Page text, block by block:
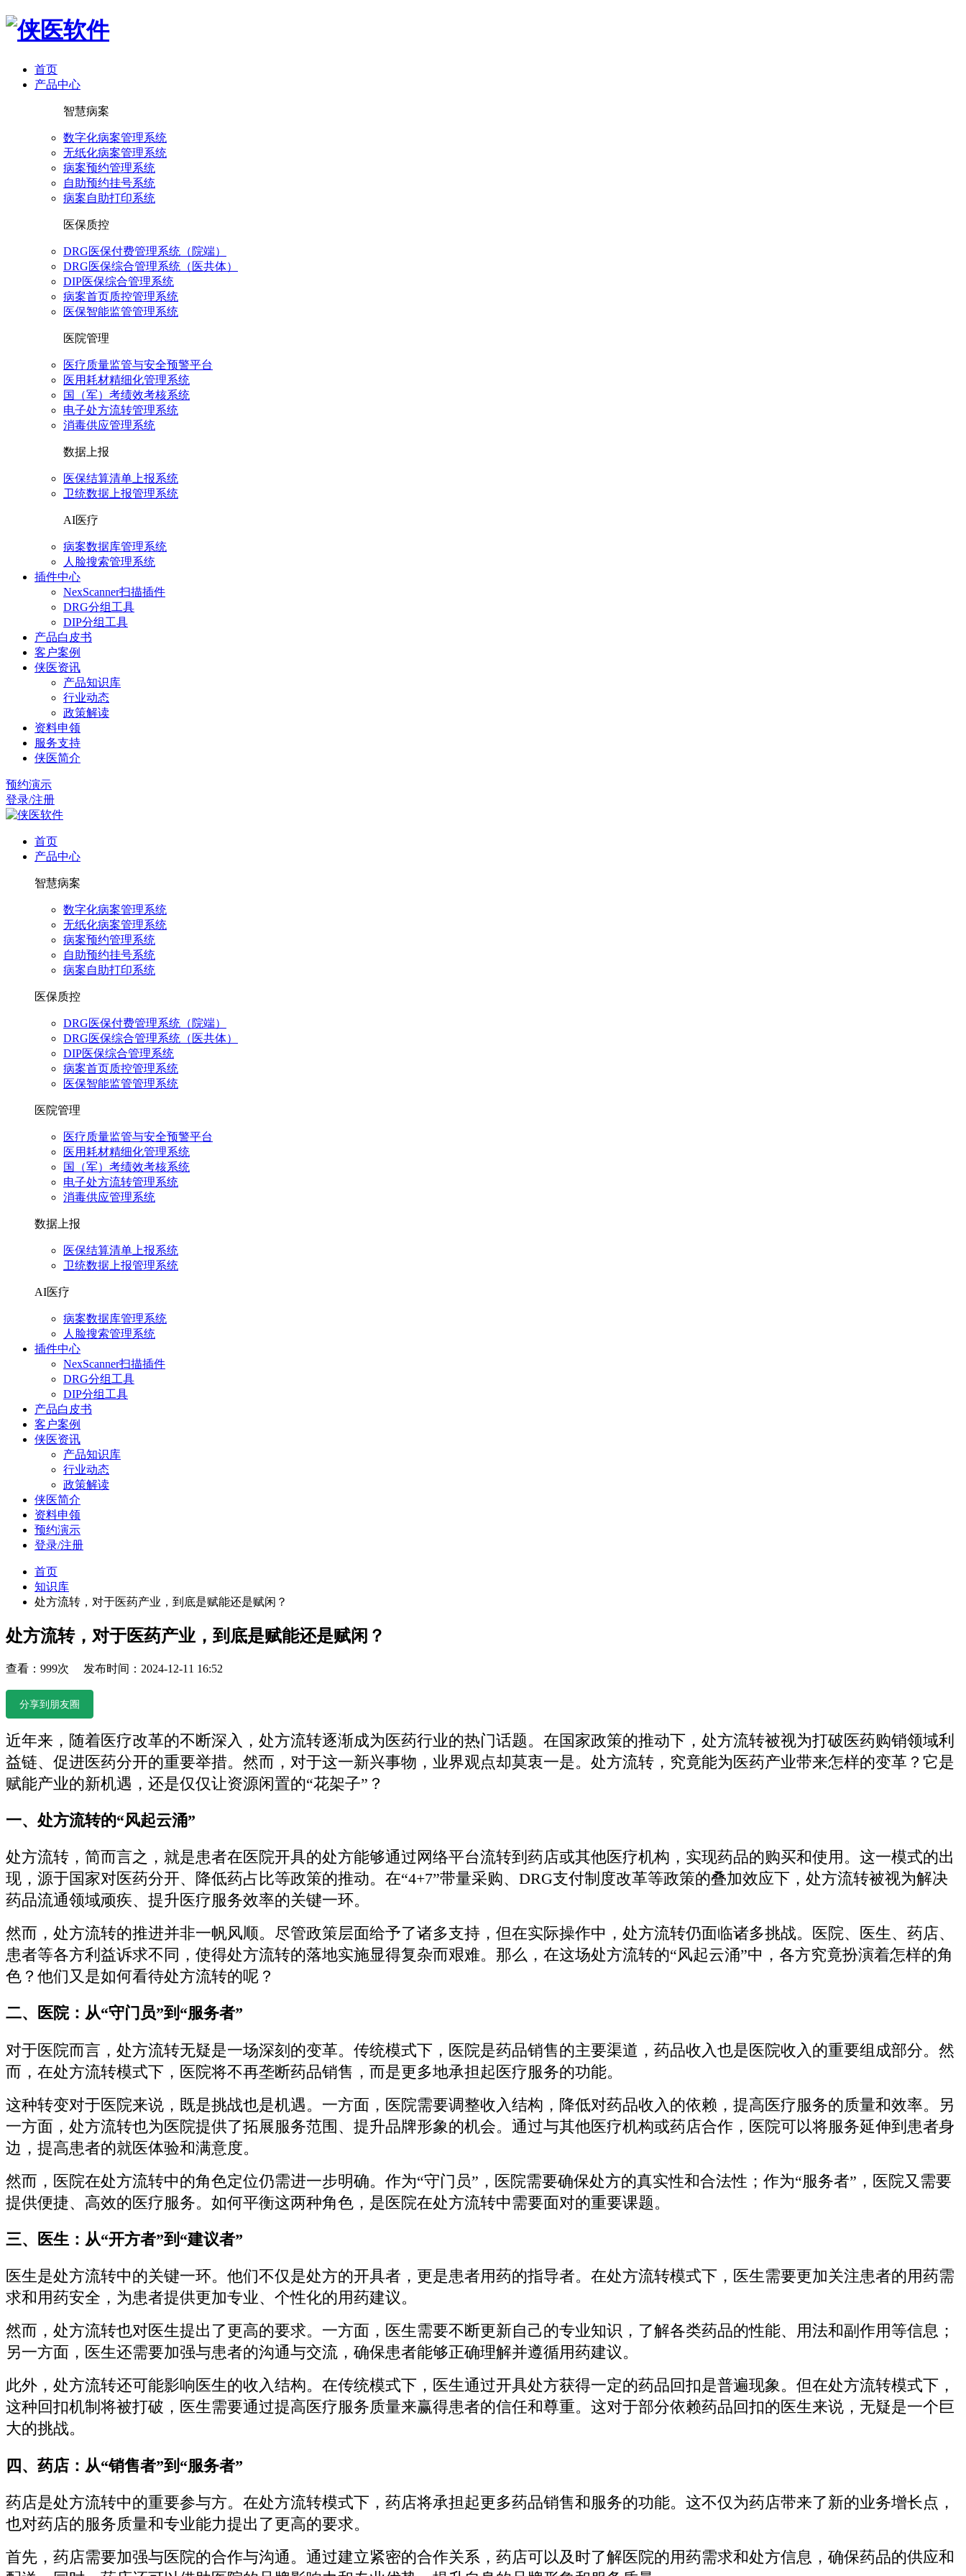
首页
产品中心
智慧病案
数字化病案管理系统
无纸化病案管理系统
病案预约管理系统
自助预约挂号系统
病案自助打印系统
医保质控
DRG医保付费管理系统（院端）
DRG医保综合管理系统（医共体）
DIP医保综合管理系统
病案首页质控管理系统
医保智能监管管理系统
医院管理
医疗质量监管与安全预警平台
医用耗材精细化管理系统
国（军）考绩效考核系统
电子处方流转管理系统
消毒供应管理系统
数据上报
医保结算清单上报系统
卫统数据上报管理系统
AI医疗
病案数据库管理系统
人脸搜索管理系统
插件中心
NexScanner扫描插件
DRG分组工具
DIP分组工具
产品白皮书
客户案例
侠医资讯
产品知识库
行业动态
政策解读
资料申领
服务支持
侠医简介
预约演示
登录/注册
首页
产品中心
智慧病案
数字化病案管理系统
无纸化病案管理系统
病案预约管理系统
自助预约挂号系统
病案自助打印系统
医保质控
DRG医保付费管理系统（院端）
DRG医保综合管理系统（医共体）
DIP医保综合管理系统
病案首页质控管理系统
医保智能监管管理系统
医院管理
医疗质量监管与安全预警平台
医用耗材精细化管理系统
国（军）考绩效考核系统
电子处方流转管理系统
消毒供应管理系统
数据上报
医保结算清单上报系统
卫统数据上报管理系统
AI医疗
病案数据库管理系统
人脸搜索管理系统
插件中心
NexScanner扫描插件
DRG分组工具
DIP分组工具
产品白皮书
客户案例
侠医资讯
产品知识库
行业动态
政策解读
侠医简介
资料申领
预约演示
登录/注册
首页
知识库
处方流转，对于医药产业，到底是赋能还是赋闲？
处方流转，对于医药产业，到底是赋能还是赋闲？
查看：999次 发布时间：2024-12-11 16:52
分享到朋友圈
近年来，随着医疗改革的不断深入，处方流转逐渐成为医药行业的热门话题。在国家政策的推动下，处方流转被视为打破医药购销领域利
益链、促进医药分开的重要举措。然而，对于这一新兴事物，业界观点却莫衷一是。处方流转，究竟能为医药产业带来怎样的变革？它是
赋能产业的新机遇，还是仅仅让资源闲置的“花架子”？
一、处方流转的“风起云涌”
处方流转，简而言之，就是患者在医院开具的处方能够通过网络平台流转到药店或其他医疗机构，实现药品的购买和使用。这一模式的出
现，源于国家对医药分开、降低药占比等政策的推动。在“4+7”带量采购、DRG支付制度改革等政策的叠加效应下，处方流转被视为解决
药品流通领域顽疾、提升医疗服务效率的关键一环。
然而，处方流转的推进并非一帆风顺。尽管政策层面给予了诸多支持，但在实际操作中，处方流转仍面临诸多挑战。医院、医生、药店、
患者等各方利益诉求不同，使得处方流转的落地实施显得复杂而艰难。那么，在这场处方流转的“风起云涌”中，各方究竟扮演着怎样的角
色？他们又是如何看待处方流转的呢？
二、医院：从“守门员”到“服务者”
对于医院而言，处方流转无疑是一场深刻的变革。传统模式下，医院是药品销售的主要渠道，药品收入也是医院收入的重要组成部分。然
而，在处方流转模式下，医院将不再垄断药品销售，而是更多地承担起医疗服务的功能。
这种转变对于医院来说，既是挑战也是机遇。一方面，医院需要调整收入结构，降低对药品收入的依赖，提高医疗服务的质量和效率。另
一方面，处方流转也为医院提供了拓展服务范围、提升品牌形象的机会。通过与其他医疗机构或药店合作，医院可以将服务延伸到患者身
边，提高患者的就医体验和满意度。
然而，医院在处方流转中的角色定位仍需进一步明确。作为“守门员”，医院需要确保处方的真实性和合法性；作为“服务者”，医院又需要
提供便捷、高效的医疗服务。如何平衡这两种角色，是医院在处方流转中需要面对的重要课题。
三、医生：从“开方者”到“建议者”
医生是处方流转中的关键一环。他们不仅是处方的开具者，更是患者用药的指导者。在处方流转模式下，医生需要更加关注患者的用药需
求和用药安全，为患者提供更加专业、个性化的用药建议。
然而，处方流转也对医生提出了更高的要求。一方面，医生需要不断更新自己的专业知识，了解各类药品的性能、用法和副作用等信息；
另一方面，医生还需要加强与患者的沟通与交流，确保患者能够正确理解并遵循用药建议。
此外，处方流转还可能影响医生的收入结构。在传统模式下，医生通过开具处方获得一定的药品回扣是普遍现象。但在处方流转模式下，
这种回扣机制将被打破，医生需要通过提高医疗服务质量来赢得患者的信任和尊重。这对于部分依赖药品回扣的医生来说，无疑是一个巨
大的挑战。
四、药店：从“销售者”到“服务者”
药店是处方流转中的重要参与方。在处方流转模式下，药店将承担起更多药品销售和服务的功能。这不仅为药店带来了新的业务增长点，
也对药店的服务质量和专业能力提出了更高的要求。
首先，药店需要加强与医院的合作与沟通。通过建立紧密的合作关系，药店可以及时了解医院的用药需求和处方信息，确保药品的供应和